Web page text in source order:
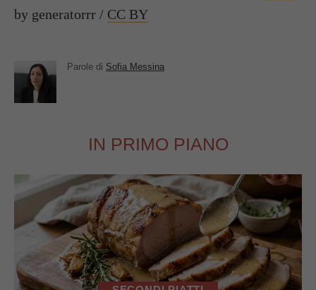
by generatorrr / CC BY
Parole di Sofia Messina
IN PRIMO PIANO